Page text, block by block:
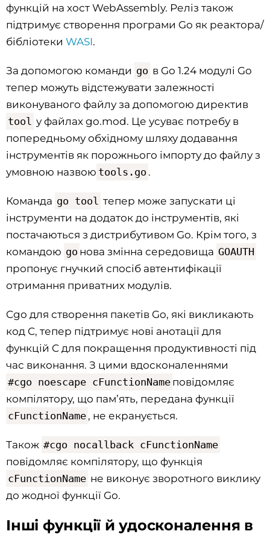
функцій на хост WebAssembly. Реліз також
підтримує створення програми Go як реактора/
бібліотеки WASI.
За допомогою команди go в Go 1.24 модулі Go
тепер можуть відстежувати залежності
виконуваного файлу за допомогою директив
tool у файлах go.mod. Це усуває потребу в
попередньому обхідному шляху додавання
інструментів як порожнього імпорту до файлу з
умовною назвою tools.go .
Команда go tool тепер може запускати ці
інструменти на додаток до інструментів, які
постачаються з дистрибутивом Go. Крім того, з
командою go нова змінна середовища GOAUTH
пропонує гнучкий спосіб автентифікації
отримання приватних модулів.
Cgo для створення пакетів Go, які викликають
код C, тепер підтримує нові анотації для
функцій C для покращення продуктивності під
час виконання. З цими вдосконаленнями
#cgo noescape cFunctionName повідомляє
компілятору, що пам’ять, передана функції
cFunctionName , не екранується.
Також #cgo nocallback cFunctionName
повідомляє компілятору, що функція
cFunctionName не виконує зворотного виклику
до жодної функції Go.
Інші функції й удосконалення в